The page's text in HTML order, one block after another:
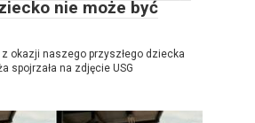
nie może być
okazji naszego przyszłego dziecka
spojrzała na zdjęcie USG